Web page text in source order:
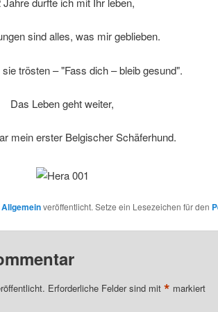
sind alles, was mir geblieben.
sie trösten – "Fass dich – bleib gesund".
Das Leben geht weiter,
mein erster Belgischer Schäferhund.
Allgemeinveröffentlicht. Setze ein Lesezeichen für den
Erforderliche Felder sind mit * markiert